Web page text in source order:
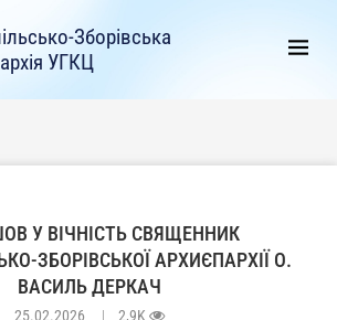
Зборівська
УГКЦ
У ВІЧНІСТЬ СВЯЩЕННИК
ЗБОРІВСЬКОЇ АРХИЄПАРХІЇ О.
ВАСИЛЬ ДЕРКАЧ
25.02.2026 2,9K